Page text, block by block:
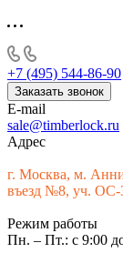
+7 (495) 544-86-90
Заказать звонок
E-mail
sale@timberlock.ru
Адрес
г. Москва, м.
въезд №8, уч. ОС-
Режим работы
Пн. – Пт.: с 9:00